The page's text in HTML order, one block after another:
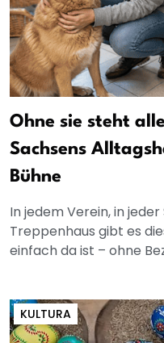
Ohne sie steht
Sachsens
Bühne
In jedem Verein, in
Treppenhaus gibt es
einfach da ist – ohne
KULTURA